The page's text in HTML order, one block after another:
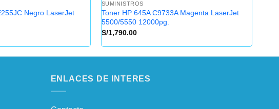
Negro LaserJet
SUMINISTROS
Toner HP 645A C9733A Magenta LaserJet
5500/5550 12000pg.
S/1,790.00
ENLACES DE INTERES